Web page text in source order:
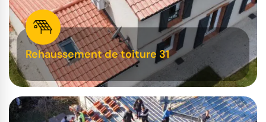
Rehaussement de toiture 31